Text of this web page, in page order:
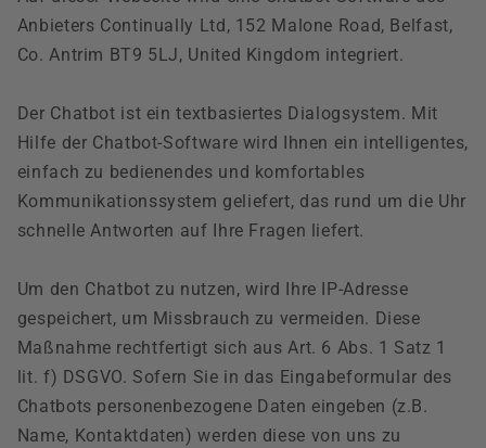
Anbieters Continually Ltd, 152 Malone Road, Belfast,
Co. Antrim BT9 5LJ, United Kingdom integriert.
Der Chatbot ist ein textbasiertes Dialogsystem. Mit
Hilfe der Chatbot-Software wird Ihnen ein intelligentes,
einfach zu bedienendes und komfortables
Kommunikationssystem geliefert, das rund um die Uhr
schnelle Antworten auf Ihre Fragen liefert.
Um den Chatbot zu nutzen, wird Ihre IP-Adresse
gespeichert, um Missbrauch zu vermeiden. Diese
Maßnahme rechtfertigt sich aus Art. 6 Abs. 1 Satz 1
lit. f) DSGVO. Sofern Sie in das Eingabeformular des
Chatbots personenbezogene Daten eingeben (z.B.
Name, Kontaktdaten) werden diese von uns zu